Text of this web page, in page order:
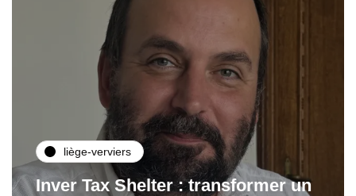
liège-verviers
Inver Tax Shelter : transformer un